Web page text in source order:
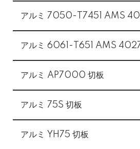
アルミ 7050-T7451 AMS
アルミ 6061-T651 AMS
アルミ AP7000 切板
アルミ 75S 切板
アルミ YH75 切板